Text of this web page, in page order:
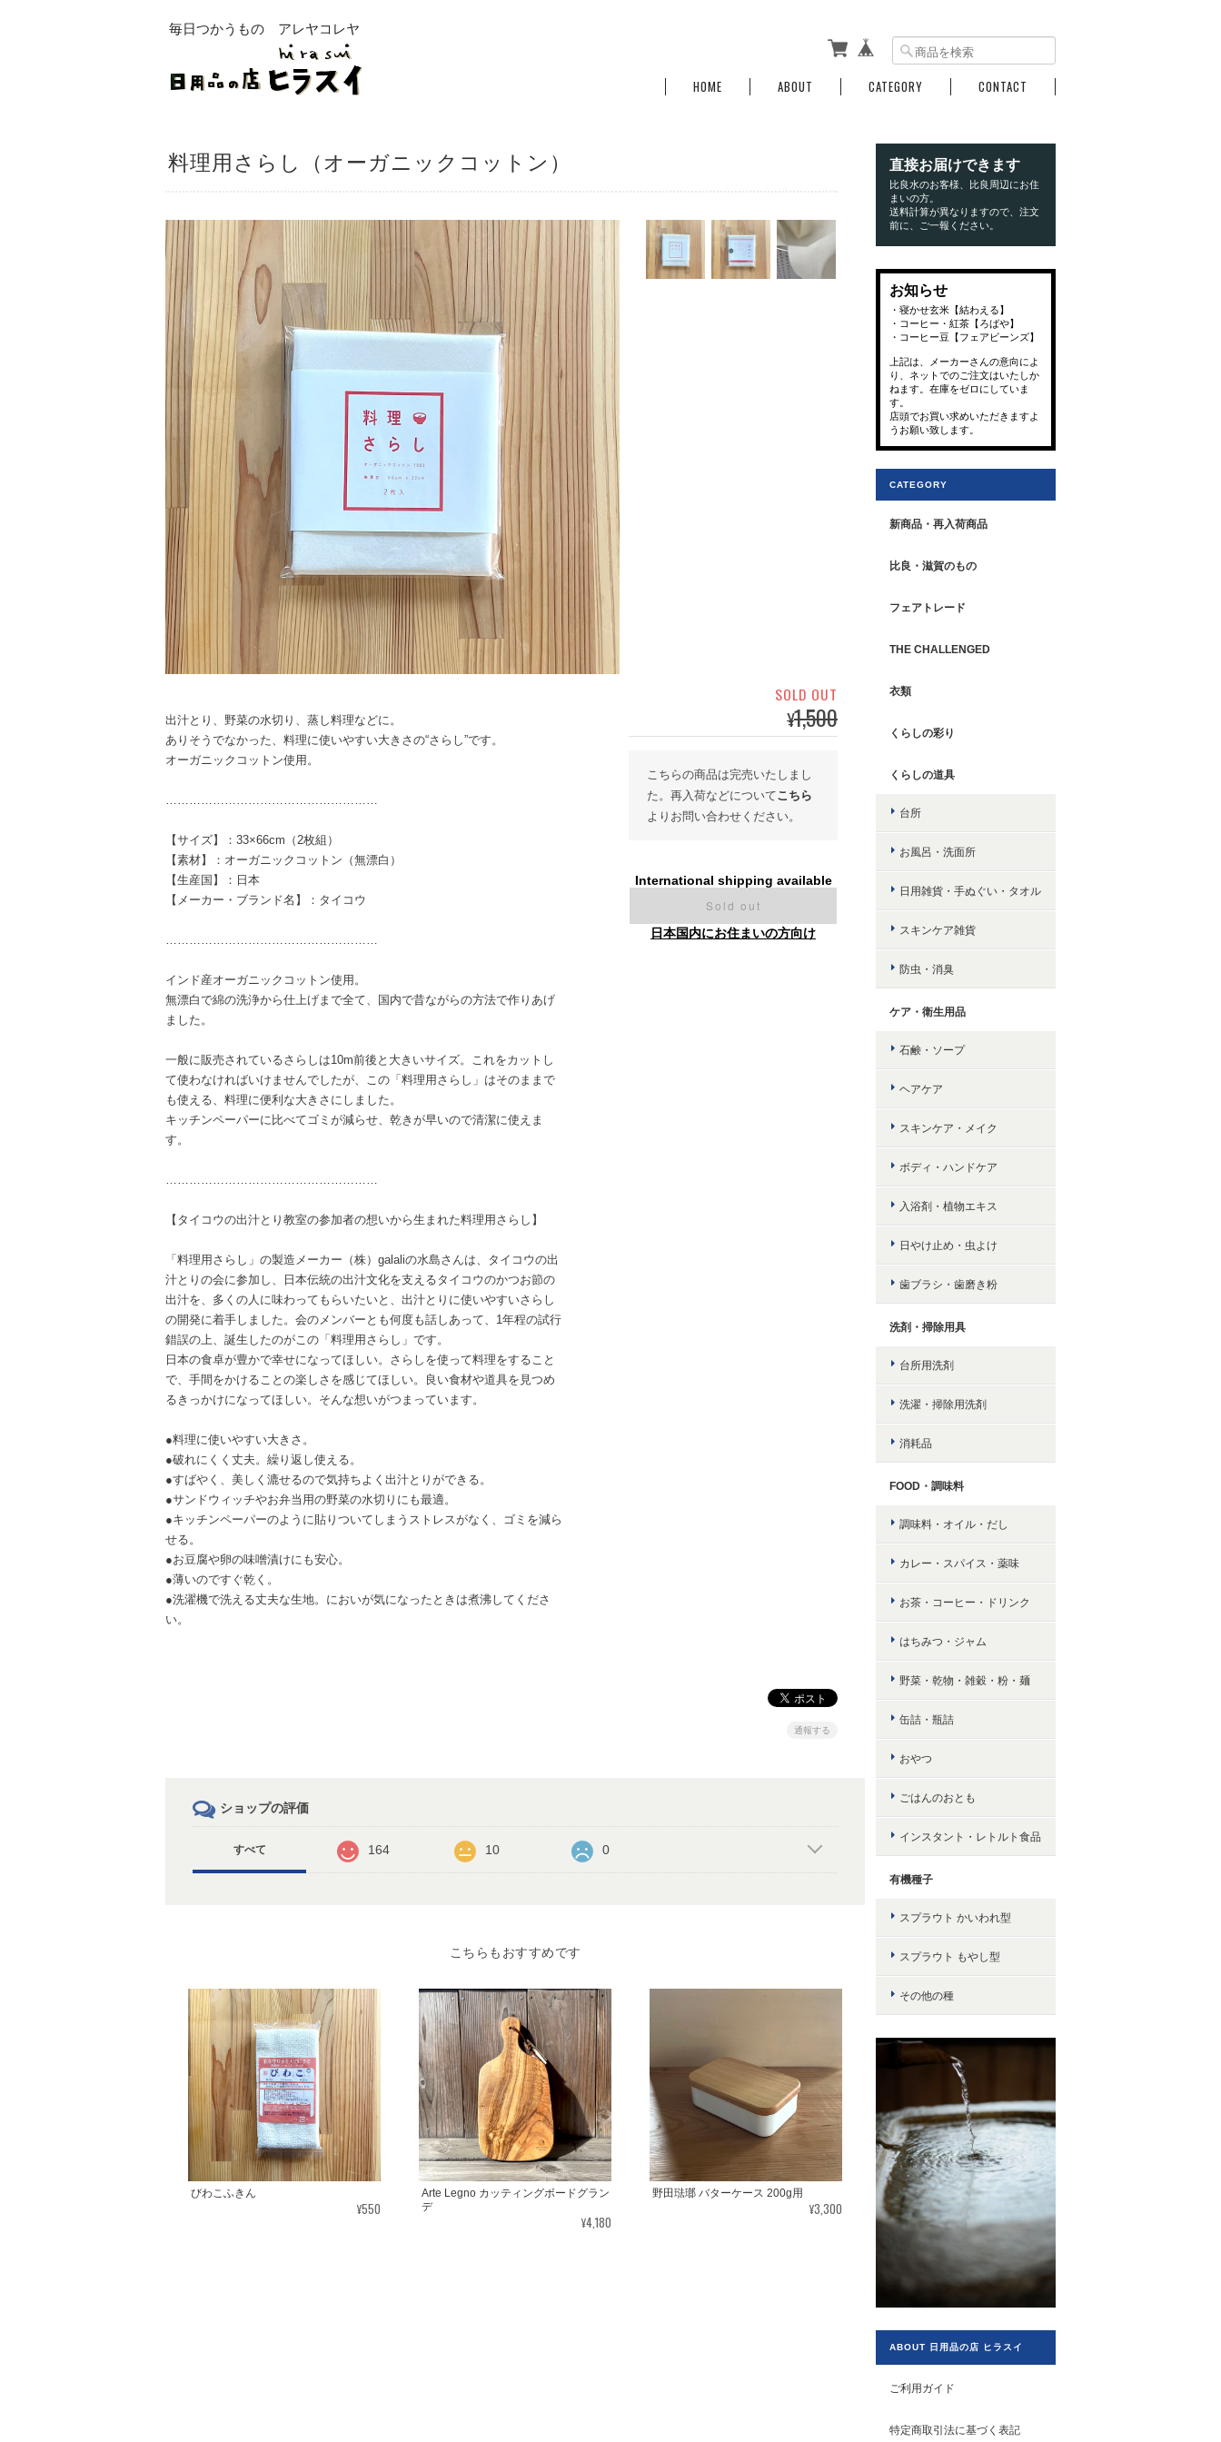
毎日つかうもの アレヤコレヤ
HOME ABOUT CATEGORY CONTACT
料理用さらし（オーガニックコットン）
出汁とり、野菜の水切り、蒸し料理などに。
ありそうでなかった、料理に使いやすい大きさの“さらし”です。
オーガニックコットン使用。
………………………………………………
【サイズ】：33×66cm（2枚組）
【素材】：オーガニックコットン（無漂白）
【生産国】：日本
【メーカー・ブランド名】：タイコウ
………………………………………………
インド産オーガニックコットン使用。
無漂白で綿の洗浄から仕上げまで全て、国内で昔ながらの方法で作りあげ
ました。
一般に販売されているさらしは10m前後と大きいサイズ。これをカットし
て使わなければいけませんでしたが、この「料理用さらし」はそのままで
も使える、料理に便利な大きさにしました。
キッチンペーパーに比べてゴミが減らせ、乾きが早いので清潔に使えま
す。
………………………………………………
【タイコウの出汁とり教室の参加者の想いから生まれた料理用さらし】
「料理用さらし」の製造メーカー（株）galaliの水島さんは、タイコウの出
汁とりの会に参加し、日本伝統の出汁文化を支えるタイコウのかつお節の
出汁を、多くの人に味わってもらいたいと、出汁とりに使いやすいさらし
の開発に着手しました。会のメンバーとも何度も話しあって、1年程の試行
錯誤の上、誕生したのがこの「料理用さらし」です。
日本の食卓が豊かで幸せになってほしい。さらしを使って料理をすること
で、手間をかけることの楽しさを感じてほしい。良い食材や道具を見つめ
るきっかけになってほしい。そんな想いがつまっています。
●料理に使いやすい大きさ。
●破れにくく丈夫。繰り返し使える。
●すばやく、美しく漉せるので気持ちよく出汁とりができる。
●サンドウィッチやお弁当用の野菜の水切りにも最適。
●キッチンペーパーのように貼りついてしまうストレスがなく、ゴミを減ら
せる。
●お豆腐や卵の味噌漬けにも安心。
●薄いのですぐ乾く。
●洗濯機で洗える丈夫な生地。においが気になったときは煮沸してくださ
い。
SOLD OUT
¥1,500
こちらの商品は完売いたしまし
た。再入荷などについてこちら
よりお問い合わせください。
International shipping available
Sold out
日本国内にお住まいの方向け
通報する
ショップの評価
すべて 164 10 0
こちらもおすすめです
びわこふきん
¥550
Arte Legno カッティングボードグラン
デ
¥4,180
野田琺瑯 バターケース 200g用
¥3,300
直接お届けできます
比良水のお客様、比良周辺にお住
まいの方。
送料計算が異なりますので、注文
前に、ご一報ください。
お知らせ
・寝かせ玄米【結わえる】
・コーヒー・紅茶【ろばや】
・コーヒー豆【フェアビーンズ】
上記は、メーカーさんの意向によ
り、ネットでのご注文はいたしか
ねます。在庫をゼロにしていま
す。
店頭でお買い求めいただきますよ
うお願い致します。
CATEGORY
新商品・再入荷商品
比良・滋賀のもの
フェアトレード
THE CHALLENGED
衣類
くらしの彩り
くらしの道具
台所
お風呂・洗面所
日用雑貨・手ぬぐい・タオル
スキンケア雑貨
防虫・消臭
ケア・衛生用品
石鹸・ソープ
ヘアケア
スキンケア・メイク
ボディ・ハンドケア
入浴剤・植物エキス
日やけ止め・虫よけ
歯ブラシ・歯磨き粉
洗剤・掃除用具
台所用洗剤
洗濯・掃除用洗剤
消耗品
FOOD・調味料
調味料・オイル・だし
カレー・スパイス・薬味
お茶・コーヒー・ドリンク
はちみつ・ジャム
野菜・乾物・雑穀・粉・麺
缶詰・瓶詰
おやつ
ごはんのおとも
インスタント・レトルト食品
有機種子
スプラウト かいわれ型
スプラウト もやし型
その他の種
ABOUT 日用品の店 ヒラスイ
ご利用ガイド
特定商取引法に基づく表記